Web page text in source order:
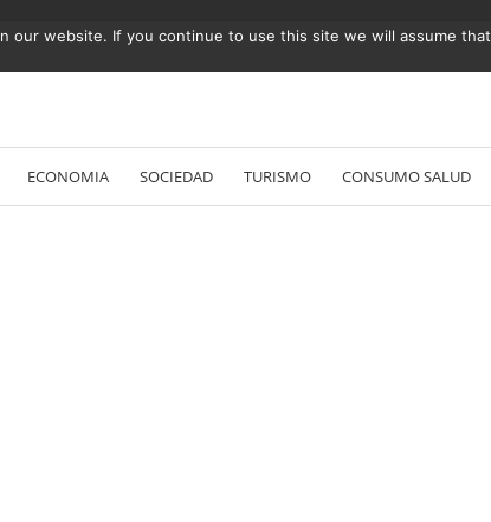
Vés
al
contingut
ECONOMIA SOCIEDAD TURISMO CONSUMO SALUD
our website. If you continue to use this site we will assume